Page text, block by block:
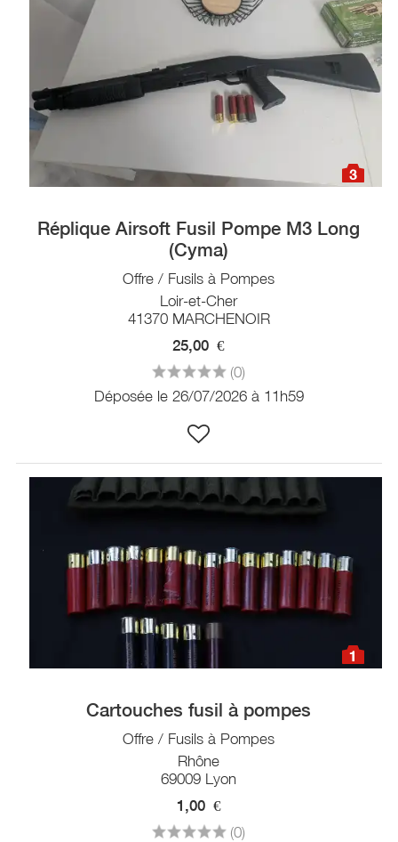
3
Réplique Airsoft Fusil Pompe M3 Long
(Cyma)
Offre / Fusils à Pompes
Loir-et-Cher
41370 MARCHENOIR
25,00 €
(0)
Déposée le 26/07/2026 à 11h59
1
Cartouches fusil à pompes
Offre / Fusils à Pompes
Rhône
69009 Lyon
1,00 €
(0)